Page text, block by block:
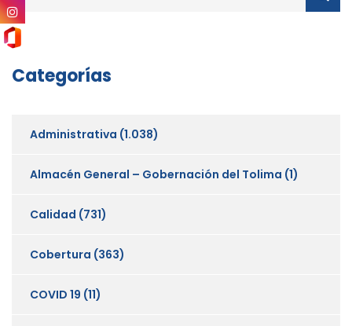
Categorías
Administrativa (1.038)
Almacén General – Gobernación del Tolima (1)
Calidad (731)
Cobertura (363)
COVID 19 (11)